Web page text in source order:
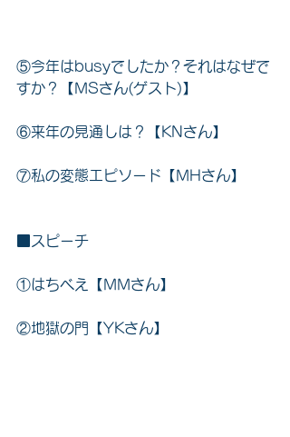
⑤今年はbusyでしたか？それはなぜで
すか？
【MSさん(ゲスト)】
⑥来年の見通しは？ 【KNさん】
⑦私の変態エピソード 【MHさん】
■スピーチ
①はちべえ【MMさん】
②地獄の門【YKさん】